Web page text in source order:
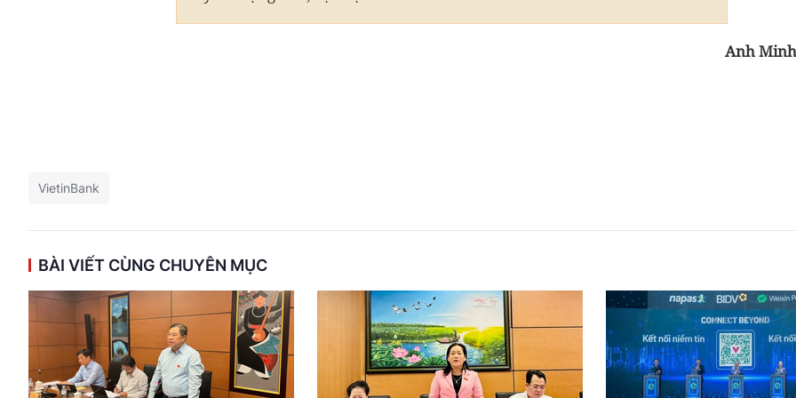
Anh Minh
VietinBank
BÀI VIẾT CÙNG CHUYÊN MỤC